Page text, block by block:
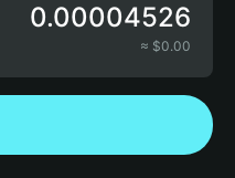
0.00004526
≈ $0.00